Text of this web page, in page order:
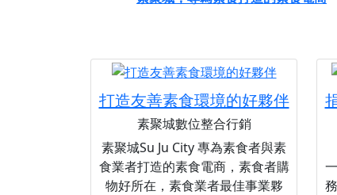
打造友善素食環境的好夥伴
素聚城數位整合行銷
素聚城Su Ju City 專為素食者與素
食業者打造的素食電商，素食者購
物好所在，素食業者最佳事業夥